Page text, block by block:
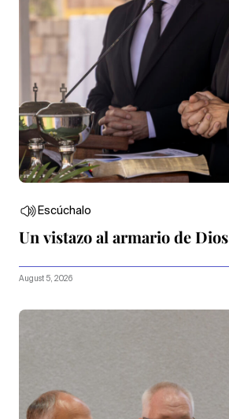
Escúchalo
Un vistazo al armario de Dios
August 5, 2026